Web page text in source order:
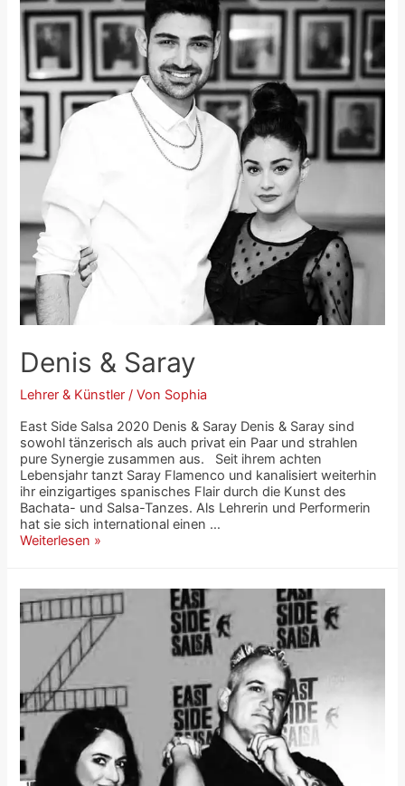
Denis & Saray
Lehrer & Künstler / Von Sophia
East Side Salsa 2020 Denis & Saray Denis & Saray sind
sowohl tänzerisch als auch privat ein Paar und strahlen
pure Synergie zusammen aus. Seit ihrem achten
Lebensjahr tanzt Saray Flamenco und kanalisiert weiterhin
ihr einzigartiges spanisches Flair durch die Kunst des
Bachata- und Salsa-Tanzes. Als Lehrerin und Performerin
hat sie sich international einen …
Weiterlesen »